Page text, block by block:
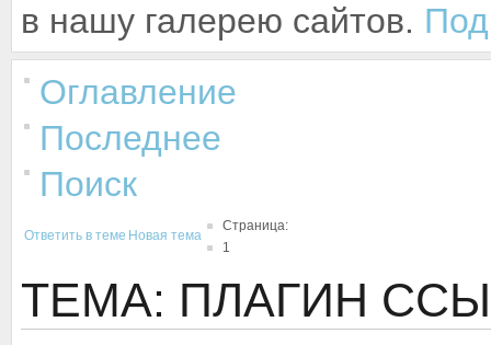
в нашу галерею сайтов.
Оглавление
Последнее
Поиск
Ответить в теме Новая тема
Страница:
1
ТЕМА: ПЛАГИН